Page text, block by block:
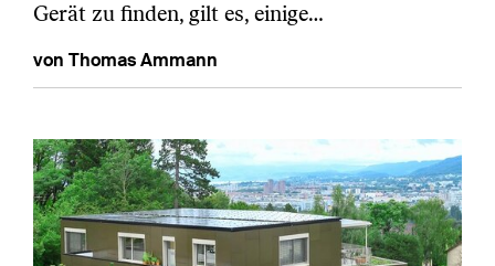
Gerät zu finden, gilt es, einige…
von Thomas Ammann